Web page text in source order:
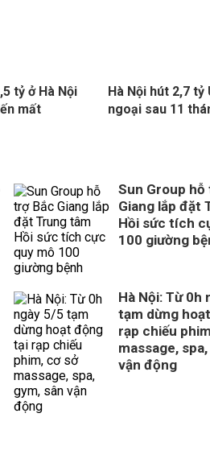
tỷ ở Hà Nội
mất
Hà Nội hút 2,7 tỷ
ngoại sau 11
Sun Group hỗ
Giang lắp đặt
Hồi sức tích
100 giường
Hà Nội: Từ 0h
tạm dừng
rạp chiếu
massage,
vận động